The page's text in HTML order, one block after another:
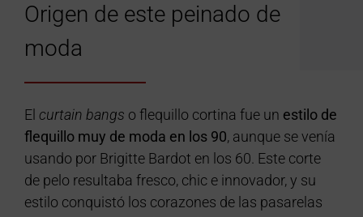
Origen de este peinado de
moda
El curtain bangs o flequillo cortina fue un estilo de
flequillo muy de moda en los 90, aunque se venía
usando por Brigitte Bardot en los 60. Este corte
de pelo resultaba fresco, chic e innovador, y su
estilo conquistó los corazones de las pasarelas